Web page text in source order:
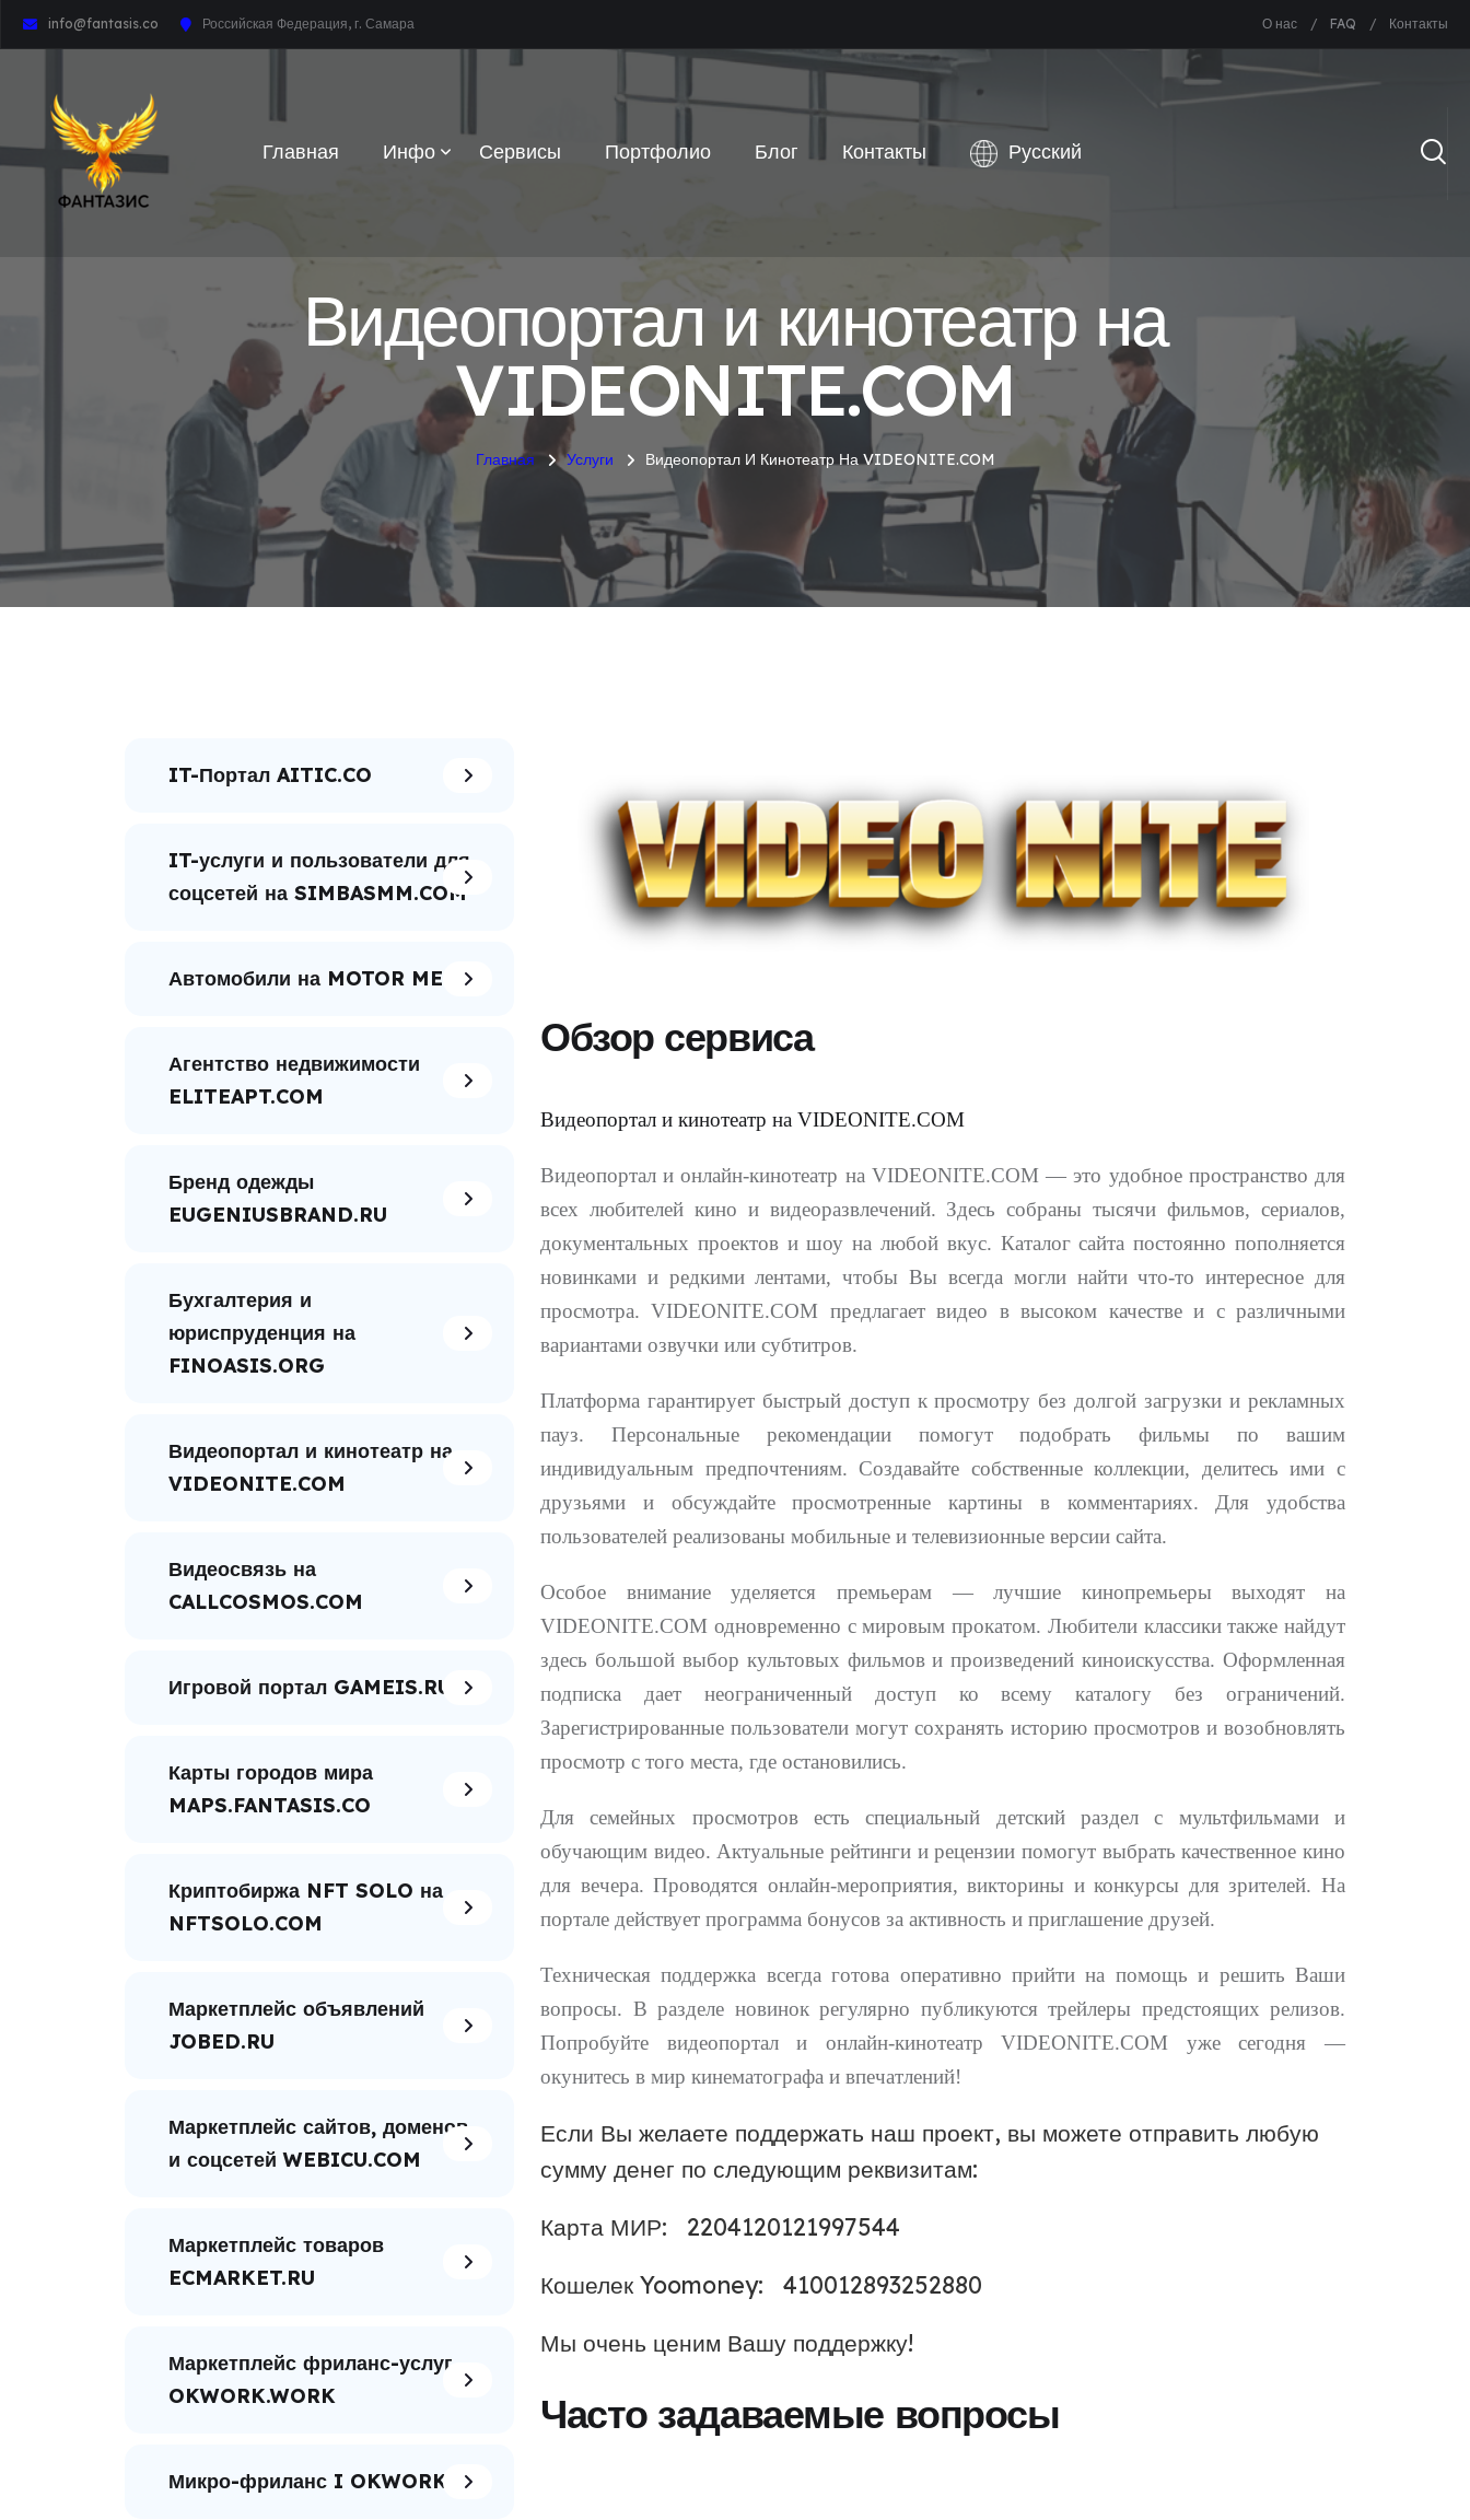
info@fantasis.co Российская Федерация, г. Самара О нас FAQ Контакты
Главная Инфо Сервисы Портфолио Блог Контакты
Видеопортал и кинотеатр на
VIDEONITE.COM
Главная Услуги Видеопортал И Кинотеатр На VIDEONITE.COM
IT-Портал AITIC.CO
IT-услуги и пользователи для
соцсетей на SIMBASMM.COM
Автомобили на MOTOR ME
Агентство недвижимости
ELITEAPT.COM
Бренд одежды
EUGENIUSBRAND.RU
Бухгалтерия и
юриспруденция на
FINOASIS.ORG
Видеопортал и кинотеатр на
VIDEONITE.COM
Видеосвязь на
CALLCOSMOS.COM
Игровой портал GAMEIS.RU
Карты городов мира
MAPS.FANTASIS.CO
Криптобиржа NFT SOLO на
NFTSOLO.COM
Маркетплейс объявлений
JOBED.RU
Маркетплейс сайтов, доменов
и соцсетей WEBICU.COM
Маркетплейс товаров
ECMARKET.RU
Маркетплейс фриланс-услуг
OKWORK.WORK
Микро-фриланс I OKWORK
Обзор сервиса
Видеопортал и кинотеатр на VIDEONITE.COM
Видеопортал и онлайн-кинотеатр на VIDEONITE.COM — это удобное пространство для
всех любителей кино и видеоразвлечений. Здесь собраны тысячи фильмов, сериалов,
документальных проектов и шоу на любой вкус. Каталог сайта постоянно пополняется
новинками и редкими лентами, чтобы Вы всегда могли найти что-то интересное для
просмотра. VIDEONITE.COM предлагает видео в высоком качестве и с различными
вариантами озвучки или субтитров.
Платформа гарантирует быстрый доступ к просмотру без долгой загрузки и рекламных
пауз. Персональные рекомендации помогут подобрать фильмы по вашим
индивидуальным предпочтениям. Создавайте собственные коллекции, делитесь ими с
друзьями и обсуждайте просмотренные картины в комментариях. Для удобства
пользователей реализованы мобильные и телевизионные версии сайта.
Особое внимание уделяется премьерам — лучшие кинопремьеры выходят на
VIDEONITE.COM одновременно с мировым прокатом. Любители классики также найдут
здесь большой выбор культовых фильмов и произведений киноискусства. Оформленная
подписка дает неограниченный доступ ко всему каталогу без ограничений.
Зарегистрированные пользователи могут сохранять историю просмотров и возобновлять
просмотр с того места, где остановились.
Для семейных просмотров есть специальный детский раздел с мультфильмами и
обучающим видео. Актуальные рейтинги и рецензии помогут выбрать качественное кино
для вечера. Проводятся онлайн-мероприятия, викторины и конкурсы для зрителей. На
портале действует программа бонусов за активность и приглашение друзей.
Техническая поддержка всегда готова оперативно прийти на помощь и решить Ваши
вопросы. В разделе новинок регулярно публикуются трейлеры предстоящих релизов.
Попробуйте видеопортал и онлайн-кинотеатр VIDEONITE.COM уже сегодня —
окунитесь в мир кинематографа и впечатлений!
Если Вы желаете поддержать наш проект, вы можете отправить любую
сумму денег по следующим реквизитам:
Карта МИР: 2204120121997544
Кошелек Yoomoney: 410012893252880
Мы очень ценим Вашу поддержку!
Часто задаваемые вопросы